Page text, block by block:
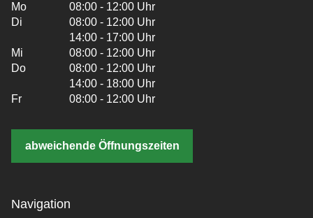
Mo
08:00 - 12:00 Uhr
Di
08:00 - 12:00 Uhr
14:00 - 17:00 Uhr
Mi
08:00 - 12:00 Uhr
Do
08:00 - 12:00 Uhr
14:00 - 18:00 Uhr
Fr
08:00 - 12:00 Uhr
abweichende Öffnungszeiten
Navigation